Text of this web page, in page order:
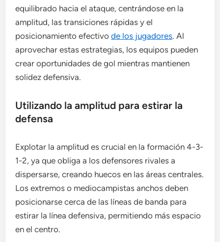
equilibrado hacia el ataque, centrándose en la
amplitud, las transiciones rápidas y el
posicionamiento efectivode los jugadores. Al
aprovechar estas estrategias, los equipos pueden
crear oportunidades de gol mientras mantienen
solidez defensiva.
Utilizando la amplitud para estirar la
defensa
Explotar la amplitud es crucial en la formación 4-3-
1-2, ya que obliga a los defensores rivales a
dispersarse, creando huecos en las áreas centrales.
Los extremos o mediocampistas anchos deben
posicionarse cerca de las líneas de banda para
estirar la línea defensiva, permitiendo más espacio
en el centro.